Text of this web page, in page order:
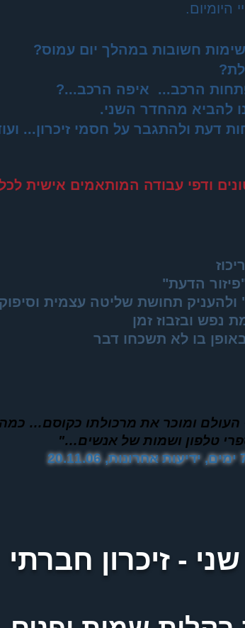
היומיום.
חשובות במהלך יום עמוס?
הרכב... איפה הרכב...?
להביא מהחדר השני.
דעת ולהתגבר על חסמי זיכרון...
ודפי עבודה המותאמים אישית
הדעת"
תחושת שליטה עצמית וסיפוק
נפש ובזבוז זמן
בו לא תשכחו דבר
ומוכר את מרכולתו כקוסם…
טלפון ושמות של אנשים…"
- זיכרון חברתי